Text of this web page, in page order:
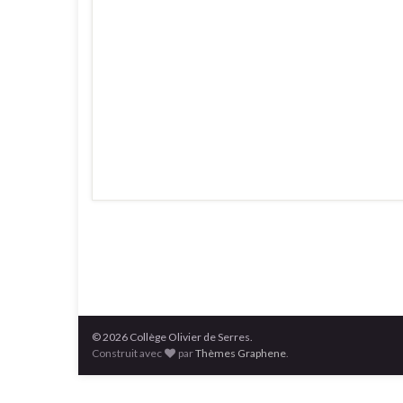
© 2026 Collège Olivier de Serres.
Construit avec
parThèmes Graphene.